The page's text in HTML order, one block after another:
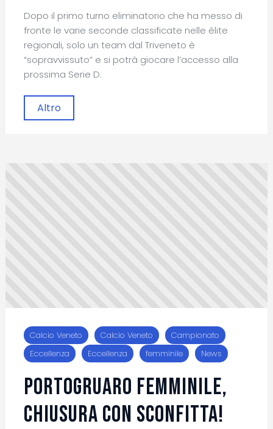
Dopo il primo turno eliminatorio che ha messo di
fronte le varie seconde classificate nelle élite
regionali, solo un team dal Triveneto è
“sopravvissuto” e si potrà giocare l’accesso alla
prossima Serie D.
Altro
Calcio Veneto Calcio Veneto
Campionato
Eccellenza
Eccellenza femminile News
Portogruaro femminile,
chiusura con sconfitta!